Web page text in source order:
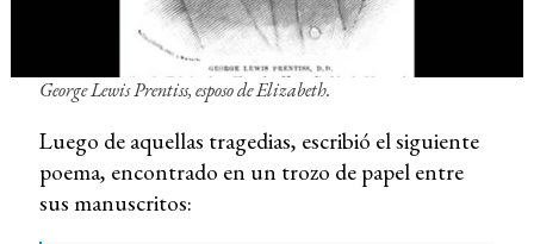
George Lewis Prentiss, esposo de Elizabeth.
Luego de aquellas tragedias, escribió el siguiente
poema, encontrado en un trozo de papel entre
sus manuscritos: